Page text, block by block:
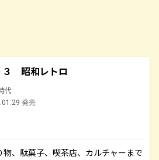
３ 昭和レトロ
代
発売
、駄菓子、喫茶店、カルチャーまで